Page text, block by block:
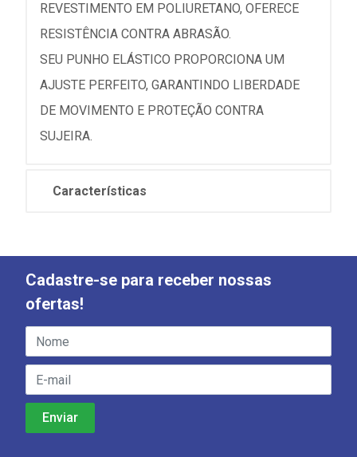
REVESTIMENTO EM POLIURETANO, OFERECE
RESISTÊNCIA CONTRA ABRASÃO.
SEU PUNHO ELÁSTICO PROPORCIONA UM
AJUSTE PERFEITO, GARANTINDO LIBERDADE
DE MOVIMENTO E PROTEÇÃO CONTRA
SUJEIRA.
Características
Cadastre-se para receber nossas
ofertas!